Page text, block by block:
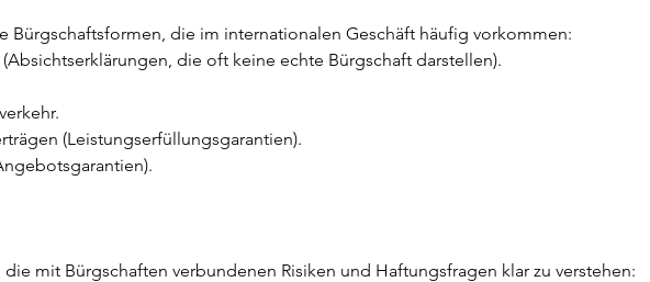
Bürgschaftsformen, die im internationalen Geschäft häufig vorkommen:
die oft keine echte Bürgschaft darstellen).
(Leistungserfüllungsgarantien).
mit Bürgschaften verbundenen Risiken und Haftungsfragen klar zu verstehen: